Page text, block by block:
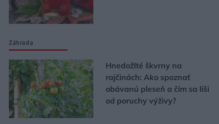
Záhrada
Hnedožlté škvrny na
rajčinách: Ako spoznať
obávanú pleseň a čím sa líši
od poruchy výživy?